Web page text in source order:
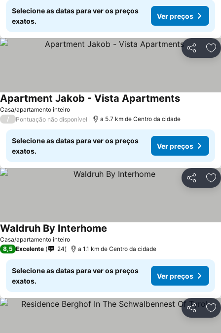
Selecione as datas para ver os preços
exatos.
Ver preços
Partilhar
Casa/apartamento inteiro
Apartment Jakob - Vista ApartmentsVer preços
/ Pontuação não disponível a 5.7 km de Centro da cidade
Selecione as datas para ver os preços
exatos.
Ver preços
Partilhar
Casa/apartamento inteiro
Waldruh By Interhome
8,5 Excelente 24 a 1.1 km de Centro da cidade
Selecione as datas para ver os preços
exatos.
Ver preços
Partilhar